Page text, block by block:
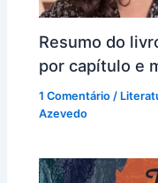
Resumo do
por capítulo e
1 Comentário /
Azevedo